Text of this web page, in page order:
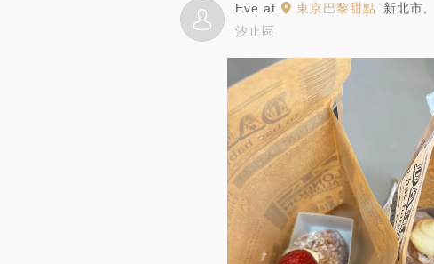
Eve at 東京巴黎甜點 新北市
汐止區